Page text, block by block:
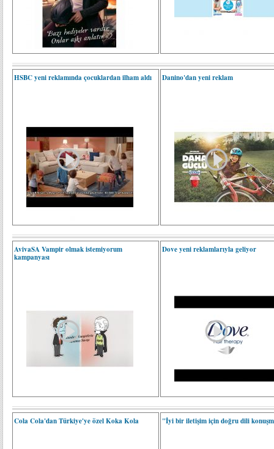
HSBC yeni reklamında çocuklardan ilham aldı Danino'dan yeni reklam
AvivaSA Vampir olmak istemiyorum
kampanyası
Dove yeni reklamlarıyla geliyor
Cola Cola'dan Türkiye'ye özel Koka Kola "İyi bir iletişim için doğru dili